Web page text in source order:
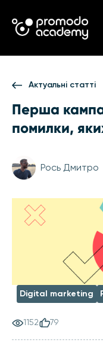
Актуальні статті
Перша
помилки,
Рось Дмитро
Digital marketing
1152 79